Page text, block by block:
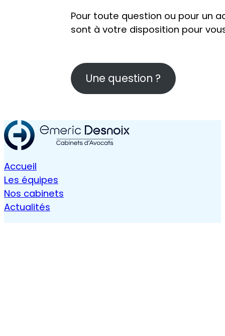
Pour toute question ou pour un
sont à votre disposition pour
Une question ?
Accueil
Les équipes
Nos cabinets
Actualités